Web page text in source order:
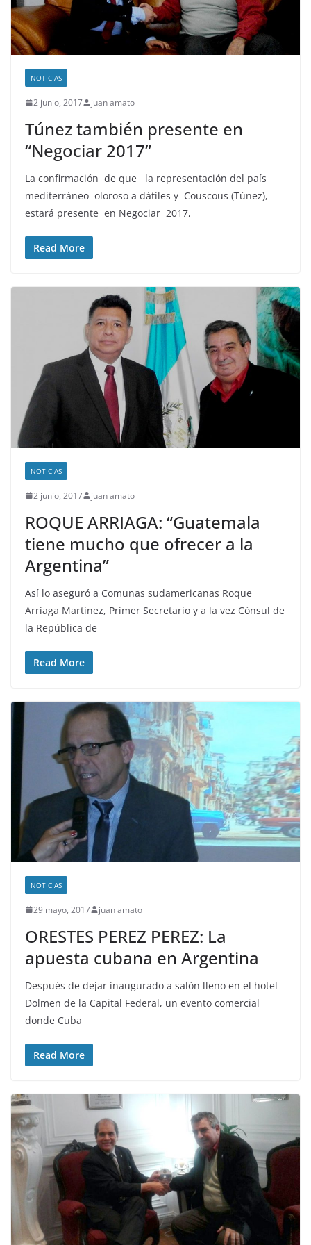
NOTICIAS
2 junio, 2017 juan amato
Túnez también presente en
“Negociar 2017”
La confirmación de que la representación del país
mediterráneo oloroso a dátiles y Couscous (Túnez),
estará presente en Negociar 2017,
Read More
NOTICIAS
2 junio, 2017 juan amato
ROQUE ARRIAGA: “Guatemala
tiene mucho que ofrecer a la
Argentina”
Así lo aseguró a Comunas sudamericanas Roque
Arriaga Martínez, Primer Secretario y a la vez Cónsul de
la República de
Read More
NOTICIAS
29 mayo, 2017 juan amato
ORESTES PEREZ PEREZ: La
apuesta cubana en Argentina
Después de dejar inaugurado a salón lleno en el hotel
Dolmen de la Capital Federal, un evento comercial
donde Cuba
Read More